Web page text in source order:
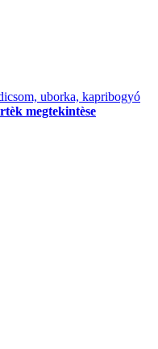
uborka, kapribogyó
megtekintèse